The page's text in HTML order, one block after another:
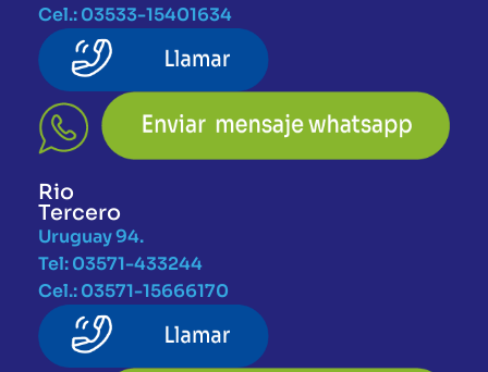
Cel.: 03533-15401634
Rio
Tercero
Uruguay 94.
Tel: 03571-433244
Cel.: 03571-15666170